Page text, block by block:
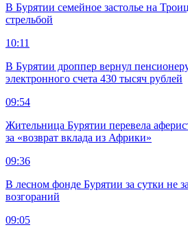
В Бурятии семейное застолье на
стрельбой
10:11
В Бурятии дроппер вернул
электронного счета 430 тысяч рублей
09:54
Жительница Бурятии перевела
за «возврат вклада из Африки»
09:36
В лесном фонде Бурятии за сутки не
возгораний
09:05